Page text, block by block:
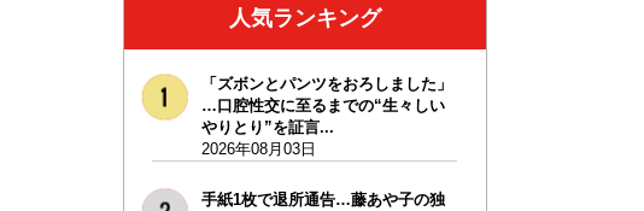
人気ランキング
「ズボンとパンツをおろしました」
…口腔性交に至るまでの“生々しい
やりとり”を証言...
2026年08月03日
手紙1枚で退所通告…藤あや子の独